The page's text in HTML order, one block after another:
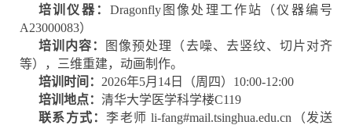
培训仪器： Dragonfly图像处理工作站（仪器编号
A23000083）
培训内容：
图像预处理（去噪、去竖纹、切片对齐
等），三维重建，动画制作。
培训时间： 2026年5月14日（周四）10:00-12:00
培训地点： 清华大学医学科学楼C119
联系方式：李老师 li-fang#mail.tsinghua.edu.cn（发送